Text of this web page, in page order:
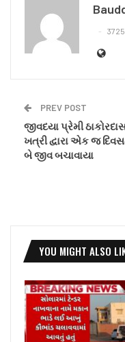
PREV POST
જીવદયા પ્રેમી
ખત્રી દ્વારા એક જ
બે જીવ બચાવાયા
YOU MIGHT ALSO